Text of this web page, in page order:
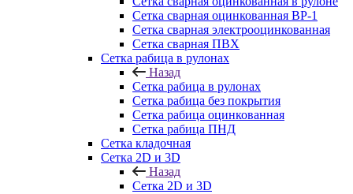
Сетка сварная оцинкованная ВР-1
Сетка сварная электрооцинкованная
Сетка сварная ПВХ
Сетка рабица в рулонах
Назад
Сетка рабица в рулонах
Сетка рабица без покрытия
Сетка рабица оцинкованная
Сетка рабица ПНД
Сетка кладочная
Сетка 2D и 3D
Назад
Сетка 2D и 3D